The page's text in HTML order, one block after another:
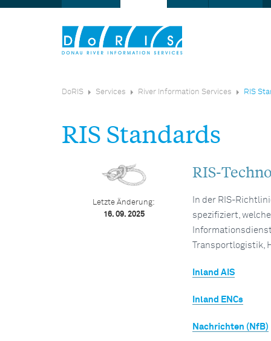
DoRIS Services River Information Services RIS
RIS Standards
RIS-
In der RIS-
spezifiziert,
Transportlogistik,
Inland AIS
Inland ENCs
Nachrichten (NfB)
Letzte Änderung:
16. 09. 2025